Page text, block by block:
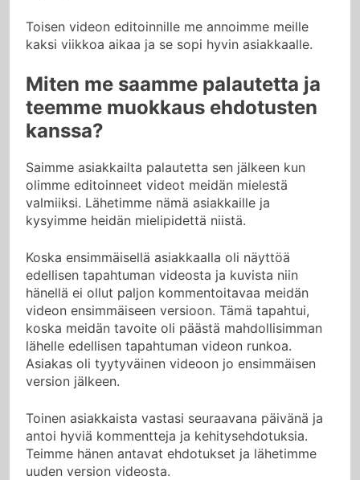
Toisen videon editoinnille me annoimme meille
kaksi viikkoa aikaa ja se sopi hyvin asiakkaalle.
Miten me saamme palautetta ja
teemme muokkaus ehdotusten
kanssa?
Saimme asiakkailta palautetta sen jälkeen kun
olimme editoinneet videot meidän mielestä
valmiiksi. Lähetimme nämä asiakkaille ja
kysyimme heidän mielipidettä niistä.
Koska ensimmäisellä asiakkaalla oli näyttöä
edellisen tapahtuman videosta ja kuvista niin
hänellä ei ollut paljon kommentoitavaa meidän
videon ensimmäiseen versioon. Tämä tapahtui,
koska meidän tavoite oli päästä mahdollisimman
lähelle edellisen tapahtuman videon runkoa.
Asiakas oli tyytyväinen videoon jo ensimmäisen
version jälkeen.
Toinen asiakkaista vastasi seuraavana päivänä ja
antoi hyviä kommentteja ja kehitysehdotuksia.
Teimme hänen antavat ehdotukset ja lähetimme
uuden version videosta.